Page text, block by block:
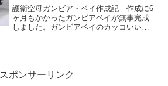
護衛空母ガンビア・ベイ作成記 作成に6
ヶ月もかかったガンビアベイが無事完成
しました。ガンビアベイのカッコいい写
スポンサーリンク